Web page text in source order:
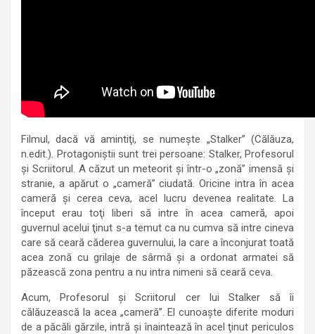
Filmul, dacă vă amintiţi, se numeşte „Stalker” (Călăuza,
n.edit.). Protagoniştii sunt trei persoane: Stalker, Profesorul
şi Scriitorul. A căzut un meteorit şi într-o „zonă” imensă şi
stranie, a apărut o „cameră” ciudată. Oricine intra în acea
cameră şi cerea ceva, acel lucru devenea realitate. La
început erau toţi liberi să intre în acea cameră, apoi
guvernul acelui ţinut s-a temut ca nu cumva să intre cineva
care să ceară căderea guvernului, la care a înconjurat toată
acea zonă cu grilaje de sârmă și a ordonat armatei să
păzească zona pentru a nu intra nimeni să ceară ceva.
Acum, Profesorul şi Scriitorul cer lui Stalker să îi
călăuzească la acea „cameră”. El cunoaşte diferite moduri
de a păcăli gărzile, intră şi înaintează în acel ţinut periculos